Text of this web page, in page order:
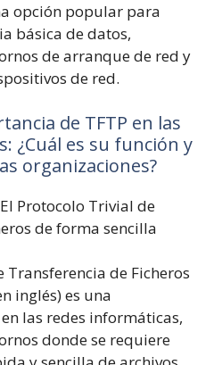
opción popular para
básica de datos,
de arranque de red y
de red.
de TFTP en las
¿Cuál es su función y
organizaciones?
Protocolo Trivial de
de forma sencilla
de Ficheros
inglés) es una
las redes informáticas,
donde se requiere